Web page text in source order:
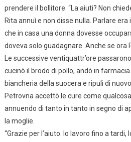
prendere il bollitore. “La aiuti? Non
Rita annuì e non disse nulla. Parlare
che in casa una donna dovesse
doveva solo guadagnare. Anche se ora
Le successive ventiquattr’ore
cucinò il brodo di pollo, andò in
biancheria della suocera e ripulì di
Petrovna accettò le cure come
annuendo di tanto in tanto in segno di
la moglie.
“Grazie per l’aiuto. Io lavoro fino a tardi,